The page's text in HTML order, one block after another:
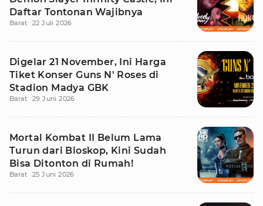
Daftar Tontonan Wajibnya
Barat 22 Juli 2026
Digelar 21 November, Ini Harga
Tiket Konser Guns N' Roses di
Stadion Madya GBK
Barat 29 Juni 2026
Mortal Kombat II Belum Lama
Turun dari Bioskop, Kini Sudah
Bisa Ditonton di Rumah!
Barat 25 Juni 2026